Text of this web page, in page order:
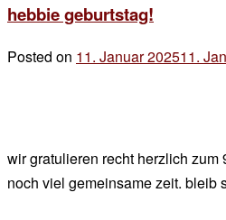
hebbie geburtstag!
Posted on 11. Januar 202511.
wir gratulieren recht herzlich zum
noch viel gemeinsame zeit. bleib